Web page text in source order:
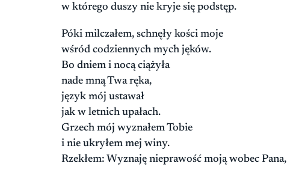
w którego duszy nie kryje się podstęp.
Póki milczałem, schnęły kości moje
wśród codziennych mych jęków.
Bo dniem i nocą ciążyła
nade mną Twa ręka,
język mój ustawał
jak w letnich upałach.
Grzech mój wyznałem Tobie
i nie ukryłem mej winy.
Rzekłem: Wyznaję nieprawość moją wobec Pana,